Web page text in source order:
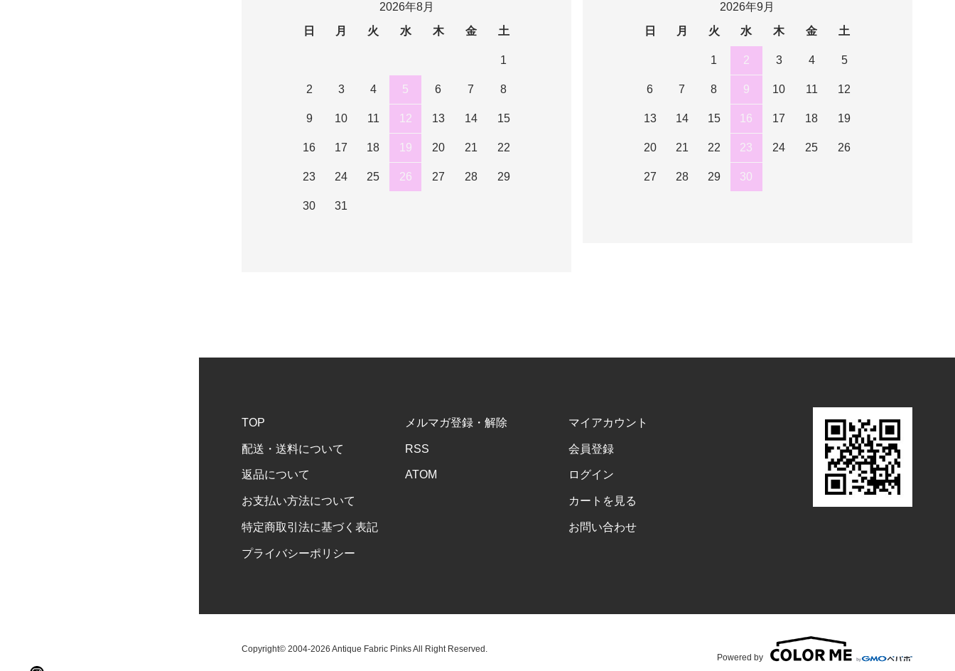
2026年8月
日
月 火 水 木 金 土
1
2 3 4 5 6 7 8
9 10 11 12 13 14 15
16 17 18 19 20 21 22
23 24 25 26 27 28 29
30 31
2026年9月
日
月 火 水 木 金 土
1 2 3 4 5
6 7 8 9 10 11 12
13 14 15 16 17 18 19
20 21 22 23 24 25 26
27 28 29 30
TOP
配送・送料について
返品について
お支払い方法について
特定商取引法に基づく表記
プライバシーポリシー
メルマガ登録・解除
RSS
ATOM
マイアカウント
会員登録
ログイン
カートを見る
お問い合わせ
Copyright© 2004-2026 Antique Fabric Pinks All Right Reserved.
Powered by